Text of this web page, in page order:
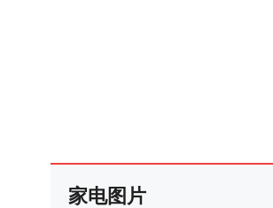
家电图片